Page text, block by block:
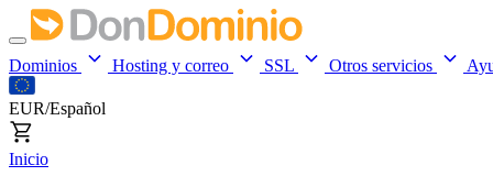
Dominios Hosting y correo SSL Otros servicios
EUR/Español
Inicio